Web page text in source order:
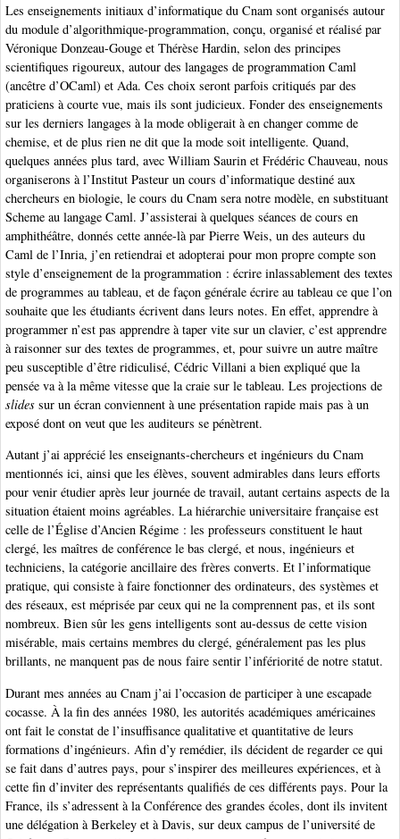
Les enseignements initiaux d’informatique du Cnam sont organisés autour
du module d’algorithmique-programmation, conçu, organisé et réalisé par
Véronique Donzeau-Gouge et Thérèse Hardin, selon des principes
scientifiques rigoureux, autour des langages de programmation Caml
(ancêtre d’OCaml) et Ada. Ces choix seront parfois critiqués par des
praticiens à courte vue, mais ils sont judicieux. Fonder des enseignements
sur les derniers langages à la mode obligerait à en changer comme de
chemise, et de plus rien ne dit que la mode soit intelligente. Quand,
quelques années plus tard, avec William Saurin et Frédéric Chauveau, nous
organiserons à l’Institut Pasteur un cours d’informatique destiné aux
chercheurs en biologie, le cours du Cnam sera notre modèle, en substituant
Scheme au langage Caml. J’assisterai à quelques séances de cours en
amphithéâtre, donnés cette année-là par Pierre Weis, un des auteurs du
Caml de l’Inria, j’en retiendrai et adopterai pour mon propre compte son
style d’enseignement de la programmation : écrire inlassablement des textes
de programmes au tableau, et de façon générale écrire au tableau ce que l’on
souhaite que les étudiants écrivent dans leurs notes. En effet, apprendre à
programmer n’est pas apprendre à taper vite sur un clavier, c’est apprendre
à raisonner sur des textes de programmes, et, pour suivre un autre maître
peu susceptible d’être ridiculisé, Cédric Villani a bien expliqué que la
pensée va à la même vitesse que la craie sur le tableau. Les projections de
slides sur un écran conviennent à une présentation rapide mais pas à un
exposé dont on veut que les auditeurs se pénètrent.
Autant j’ai apprécié les enseignants-chercheurs et ingénieurs du Cnam
mentionnés ici, ainsi que les élèves, souvent admirables dans leurs efforts
pour venir étudier après leur journée de travail, autant certains aspects de la
situation étaient moins agréables. La hiérarchie universitaire française est
celle de l’Église d’Ancien Régime : les professeurs constituent le haut
clergé, les maîtres de conférence le bas clergé, et nous, ingénieurs et
techniciens, la catégorie ancillaire des frères converts. Et l’informatique
pratique, qui consiste à faire fonctionner des ordinateurs, des systèmes et
des réseaux, est méprisée par ceux qui ne la comprennent pas, et ils sont
nombreux. Bien sûr les gens intelligents sont au-dessus de cette vision
misérable, mais certains membres du clergé, généralement pas les plus
brillants, ne manquent pas de nous faire sentir l’infériorité de notre statut.
Durant mes années au Cnam j’ai l’occasion de participer à une escapade
cocasse. À la fin des années 1980, les autorités académiques américaines
ont fait le constat de l’insuffisance qualitative et quantitative de leurs
formations d’ingénieurs. Afin d’y remédier, ils décident de regarder ce qui
se fait dans d’autres pays, pour s’inspirer des meilleures expériences, et à
cette fin d’inviter des représentants qualifiés de ces différents pays. Pour la
France, ils s’adressent à la Conférence des grandes écoles, dont ils invitent
une délégation à Berkeley et à Davis, sur deux campus de l’université de